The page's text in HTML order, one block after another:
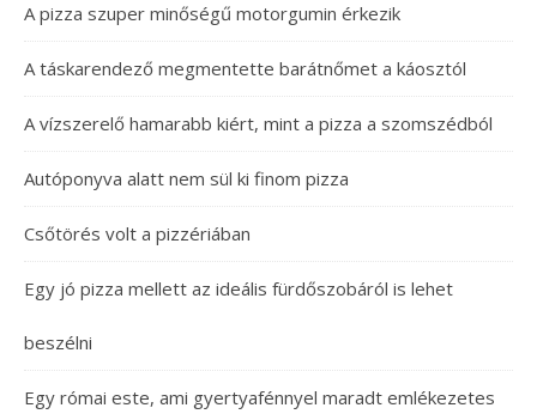
A pizza szuper minőségű motorgumin érkezik
A táskarendező megmentette barátnőmet a káosztól
A vízszerelő hamarabb kiért, mint a pizza a szomszédból
Autóponyva alatt nem sül ki finom pizza
Csőtörés volt a pizzériában
Egy jó pizza mellett az ideális fürdőszobáról is lehet
beszélni
Egy római este, ami gyertyafénnyel maradt emlékezetes